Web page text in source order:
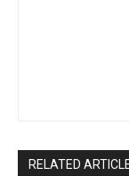
RELATED